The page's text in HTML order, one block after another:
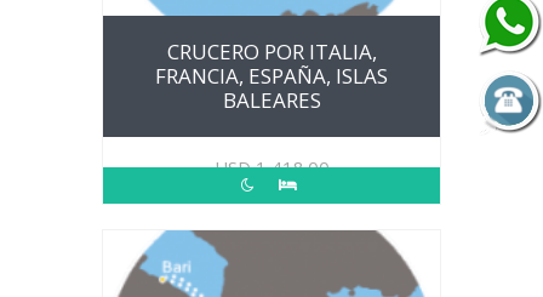
CRUCERO POR ITALIA,
FRANCIA, ESPAÑA, ISLAS
BALEARES
USD1,418.00